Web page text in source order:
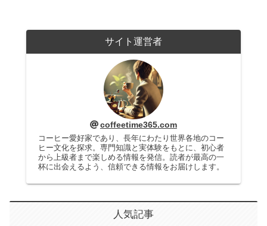
サイト運営者
coffeetime365.com
コーヒー愛好家であり、長年にわたり世界各地のコー
ヒー文化を探求。専門知識と実体験をもとに、初心者
から上級者まで楽しめる情報を発信。読者が最高の一
杯に出会えるよう、信頼できる情報をお届けします。
人気記事